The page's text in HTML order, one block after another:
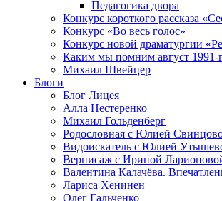
Педагогика двора
Конкурс короткого рассказа
Конкурс «Во весь голос»
Конкурс новой драматургии
Каким мы помним август
Михаил Швейцер
Блоги
Блог Лицея
Алла Нестеренко
Михаил Гольденберг
Родословная с Юлией
Видоискатель с Юлией
Вернисаж с Ириной
Валентина Калачёва.
Лариса Хенинен
Олег Гальченко